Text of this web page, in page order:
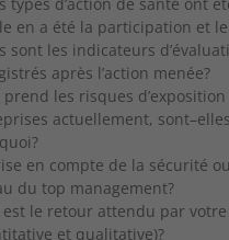
en a été la participation et
sont les indicateurs
après l’action menée?
prend les risques
actuellement,
en compte de la sécurité
du top management?
est le retour attendu par
et qualitative)?